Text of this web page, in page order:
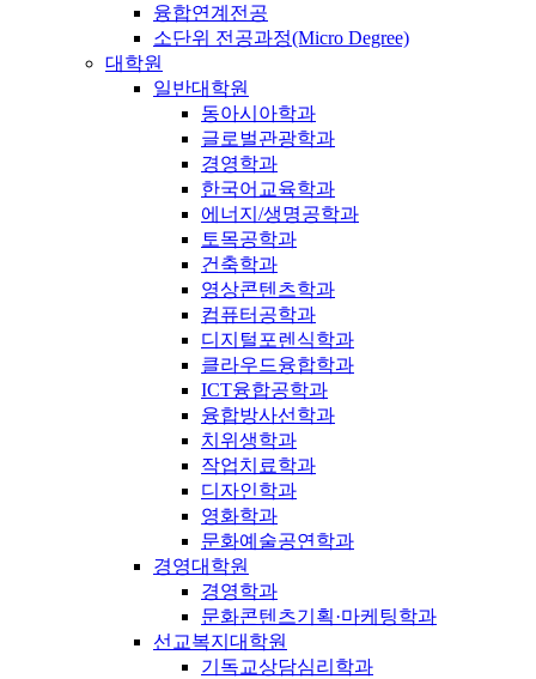
융합연계전공
소단위 전공과정(Micro Degree)
대학원
일반대학원
동아시아학과
글로벌관광학과
경영학과
한국어교육학과
에너지/생명공학과
토목공학과
건축학과
영상콘텐츠학과
컴퓨터공학과
디지털포렌식학과
클라우드융합학과
ICT융합공학과
융합방사선학과
치위생학과
작업치료학과
디자인학과
영화학과
문화예술공연학과
경영대학원
경영학과
문화콘텐츠기획·마케팅학과
선교복지대학원
기독교상담심리학과